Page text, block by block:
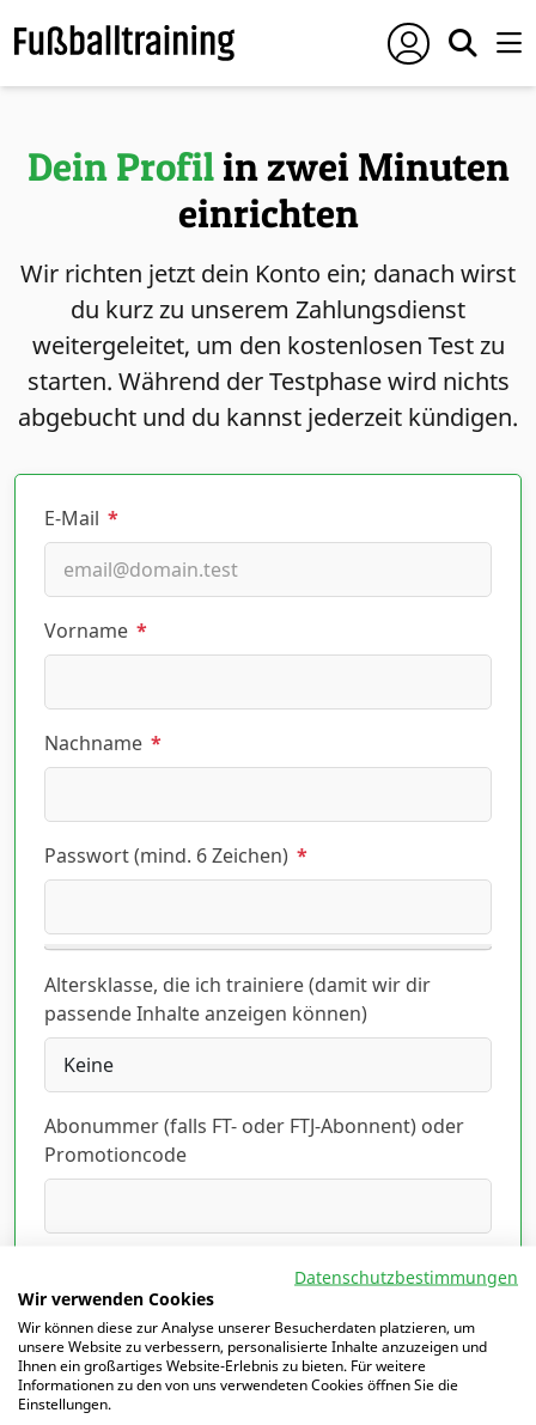
Dein Profilin zwei Minuten
einrichten
Wir richten jetzt dein Konto ein; danach wirst
du kurz zu unserem Zahlungsdienst
weitergeleitet, um den kostenlosen Test zu
starten. Während der Testphase wird nichts
abgebucht und du kannst jederzeit kündigen.
E-Mail *
Vorname *
Nachname *
Passwort (mind. 6 Zeichen) *
Altersklasse, die ich trainiere (damit wir dir
passende Inhalte anzeigen können)
Abonummer (falls FT- oder FTJ-Abonnent) oder
Promotioncode
Ich habe die Datenschutzerklärung gelesen
und akzeptiert.Hier lesen
Datenschutzbestimmungen
Wir verwenden Cookies
Wir können diese zur Analyse unserer Besucherdaten platzieren, um
unsere Website zu verbessern, personalisierte Inhalte anzuzeigen und
Ihnen ein großartiges Website-Erlebnis zu bieten. Für weitere
Informationen zu den von uns verwendeten Cookies öffnen Sie die
Einstellungen.